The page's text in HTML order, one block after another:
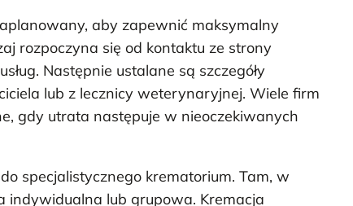
aby zapewnić maksymalny
rozpoczyna się od kontaktu ze strony
Następnie ustalane są szczegóły
lub z lecznicy weterynaryjnej. Wiele firm
gdy utrata następuje w nieoczekiwanych
specjalistycznego krematorium. Tam, w
indywidualna lub grupowa. Kremacja